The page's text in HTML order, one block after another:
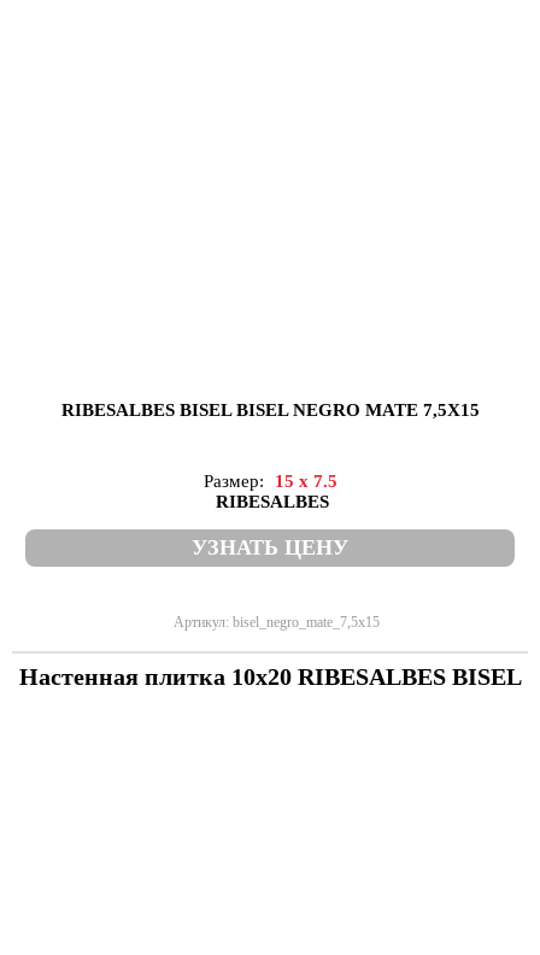
RIBESALBES BISEL BISEL NEGRO MATE 7,5X15
Размер:
15 x 7.5
RIBESALBES
УЗНАТЬ ЦЕНУ
Артикул: bisel_negro_mate_7,5x15
Настенная плитка 10x20 RIBESALBES BISEL